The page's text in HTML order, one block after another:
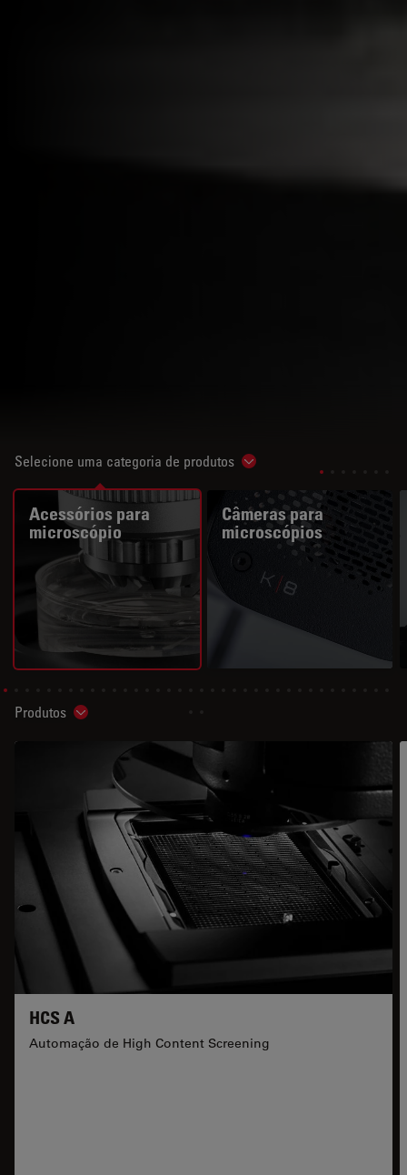
Selecione uma categoria de produtos Show subnavigation
Acessórios para
microscópio
Câmeras para
microscópios
Produtos Show subnavigation
HCS A
Automação de High Content Screening